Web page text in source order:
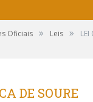
Oficiais » Leis »
LEI
DE SOURE